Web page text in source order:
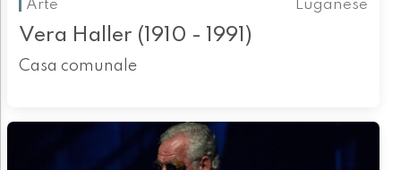
Arte
Luganese
Vera Haller (1910 - 1991)
Casa comunale